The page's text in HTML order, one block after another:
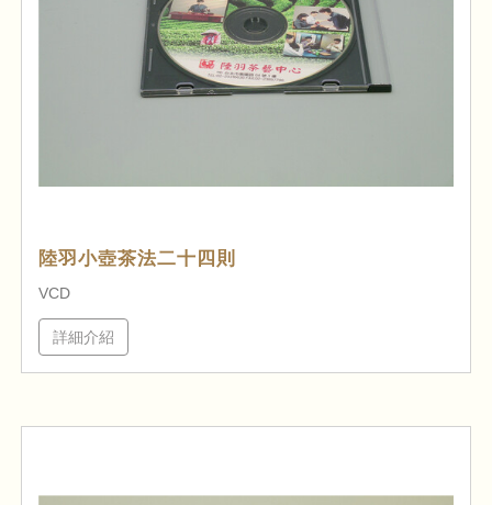
陸羽小壺茶法二十四則
VCD
詳細介紹